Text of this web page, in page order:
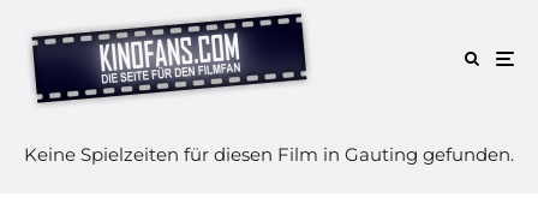
Keine Spielzeiten für diesen Film in Gauting gefunden.